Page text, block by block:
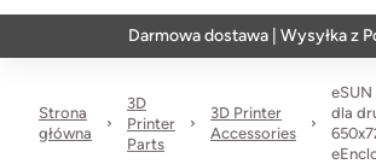
Darmowa dostawa | Wysyłka z Polski |
Strona
główna
3D
Printer
Parts
3D Printer
Accessories
dla